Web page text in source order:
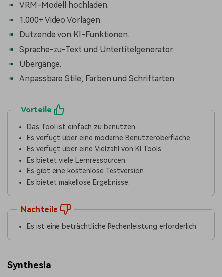
VRM-Modell hochladen.
1.000+ Video Vorlagen.
Dutzende von KI-Funktionen.
Sprache-zu-Text und Untertitelgenerator.
Übergänge.
Anpassbare Stile, Farben und Schriftarten.
Vorteile
Das Tool ist einfach zu benutzen.
Es verfügt über eine moderne Benutzeroberfläche.
Es verfügt über eine Vielzahl von KI Tools.
Es bietet viele Lernressourcen.
Es gibt eine kostenlose Testversion.
Es bietet makellose Ergebnisse.
Nachteile
Es ist eine beträchtliche Rechenleistung erforderlich.
Synthesia